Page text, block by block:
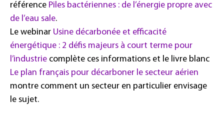
référence Piles bactériennes : de l’énergie propre avec
de l’eau sale.
Le webinar Usine décarbonée et efficacité
énergétique : 2 défis majeurs à court terme pour
l’industrie complète ces informations et le livre blanc
Le plan français pour décarboner le secteur aérien
montre comment un secteur en particulier envisage
le sujet.